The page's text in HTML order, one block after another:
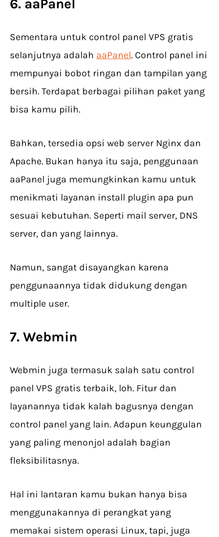
6. aaPanel
Sementara untuk control panel VPS gratis
selanjutnya adalah aaPanel. Control panel ini
mempunyai bobot ringan dan tampilan yang
bersih. Terdapat berbagai pilihan paket yang
bisa kamu pilih.
Bahkan, tersedia opsi web server Nginx dan
Apache. Bukan hanya itu saja, penggunaan
aaPanel juga memungkinkan kamu untuk
menikmati layanan install plugin apa pun
sesuai kebutuhan. Seperti mail server, DNS
server, dan yang lainnya.
Namun, sangat disayangkan karena
penggunaannya tidak didukung dengan
multiple user.
7. Webmin
Webmin juga termasuk salah satu control
panel VPS gratis terbaik, loh. Fitur dan
layanannya tidak kalah bagusnya dengan
control panel yang lain. Adapun keunggulan
yang paling menonjol adalah bagian
fleksibilitasnya.
Hal ini lantaran kamu bukan hanya bisa
menggunakannya di perangkat yang
memakai sistem operasi Linux, tapi, juga